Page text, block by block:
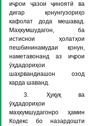
иҷрои ҷазои ҷиноятӣ ва
дигар қонунгузориҳо
кафолат дода мешавад.
Маҳкумшудагон, ба
истиснои ҳолатҳои
пешбининамудаи қонун,
наметавонанд аз иҷрои
ӯҳдадориҳои
шаҳрвандиашон озод
карда шаванд.
3. Ҳуқуқ ва
ӯҳдадориҳои
маҳкумшудагонро ҳамин
Кодекс бо назардошти